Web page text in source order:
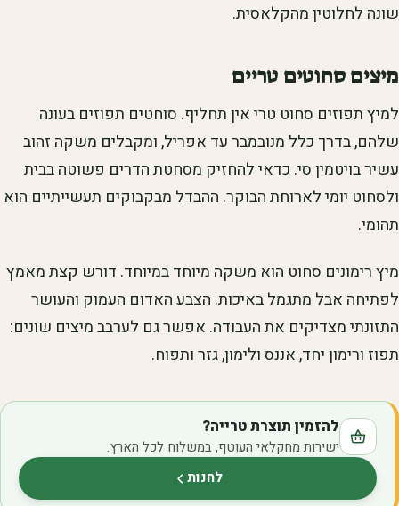
שונה לחלוטין מהקלאסית.
מיצים סחוטים טריים
למיץ תפוזים סחוט טרי אין תחליף. סוחטים תפוזים בעונה
שלהם, בדרך כלל מנובמבר עד אפריל, ומקבלים משקה זהוב
עשיר בויטמין סי. כדאי להחזיק מסחטת הדרים פשוטה בבית
ולסחוט יומי לארוחת הבוקר. ההבדל מבקבוקים תעשייתיים הוא
תהומי.
מיץ רימונים סחוט הוא משקה מיוחד במיוחד. דורש קצת מאמץ
לפתיחה אבל מתגמל באיכות. הצבע האדום העמוק והעושר
התזונתי מצדיקים את העבודה. אפשר גם לערבב מיצים שונים:
תפוז ורימון יחד, אננס ולימון, גזר ותפוח.
להזמין תוצרת טרייה?
ישירות מחקלאי העוטף, במשלוח לכל הארץ.
לחנות(נפתח בלשונית חדשה)